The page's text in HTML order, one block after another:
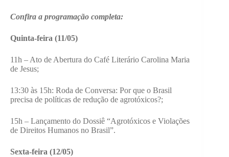
Confira a programação completa:
Quinta-feira (11/05)
11h – Ato de Abertura do Café Literário Carolina Maria
de Jesus;
13:30 às 15h: Roda de Conversa: Por que o Brasil
precisa de políticas de redução de agrotóxicos?;
15h – Lançamento do Dossiê “Agrotóxicos e Violações
de Direitos Humanos no Brasil”.
Sexta-feira (12/05)